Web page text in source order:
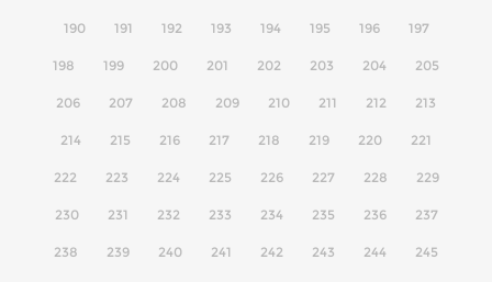
190 191 192 193 194 195 196 197
198 199 200 201 202 203 204 205
206 207 208 209 210 211 212 213
214 215 216 217 218 219 220 221
222 223 224 225 226 227 228 229
230 231 232 233 234 235 236 237
238 239 240 241 242 243 244 245